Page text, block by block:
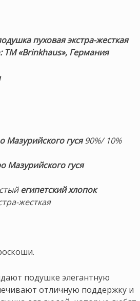
пуховая экстра-жесткая
ТМ «Brinkhaus», Германия
Мазурийского гуся90%/ 10%
Мазурийского гуся
египетский хлопок
жесткая
подушке элегантную
отличную поддержку и